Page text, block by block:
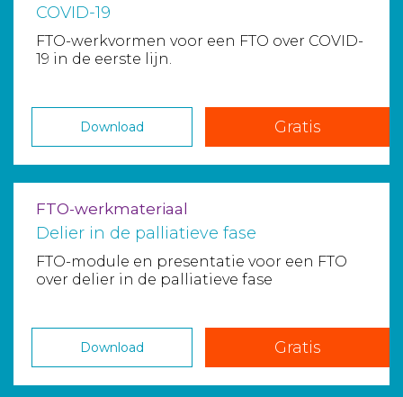
COVID-19
FTO-werkvormen voor een FTO over COVID-
19 in de eerste lijn.
Download Gratis
FTO-werkmateriaal
Delier in de palliatieve fase
FTO-module en presentatie voor een FTO
over delier in de palliatieve fase
Download Gratis